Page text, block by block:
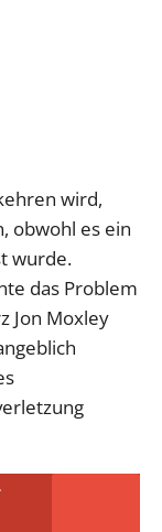
wird,
obwohl es ein
wurde.
das Problem
Jon Moxley